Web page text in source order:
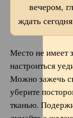
вечером,
ждать
Место не имеет
настроиться
Можно зажечь
уберите
тканью.